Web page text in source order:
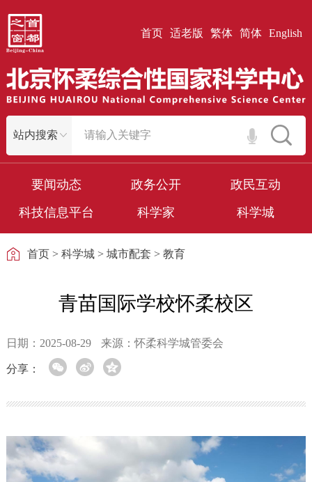
首页 适老版 繁体 简体 English
要闻动态 政务公开
政民互动
科技信息平台
科学家 科学城
首页> 科学城> 城市配套 > 教育
青苗国际学校怀柔校区
日期：2025-08-29 来源：怀柔科学城管委会
分享：